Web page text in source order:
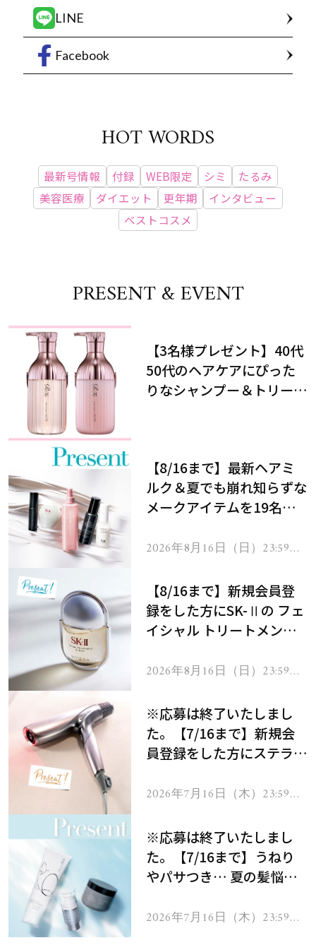
LINE
Facebook
HOT WORDS
最新号情報 付録 WEB限定 シミ
たるみ
美容医療
ダイエット 更年期
インタビュー
ベストコスメ
PRESENT & EVENT
【3名様プレゼント】40代
50代のヘアケアにぴった
りなシャンプー＆トリート
【8/16まで】最新ヘアミ
ルク＆夏でも崩れ知らずな
メークアイテムを19名様
2026年8月16日（日）23:59ま
【8/16まで】新規会員登
録をした方にSK-Ⅱの フェ
イシャル トリートメント
2026年8月16日（日）23:59ま
※応募は終了いたしまし
た。【7/16まで】新規会
員登録をした方にステラボ
ヘアドライヤー ジュエル
2026年7月16日（木）23:59ま
※応募は終了いたしまし
た。【7/16まで】うねり
やパサつき… 夏の髪悩み
ムを13名様にプレゼン
2026年7月16日（木）23:59ま